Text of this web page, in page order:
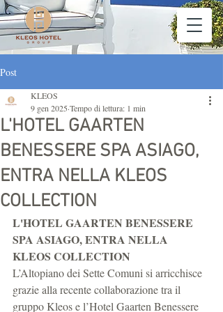
Post
L'HOTEL GAARTEN
BENESSERE SPA ASIAGO,
ENTRA NELLA KLEOS
COLLECTION
KLEOS
9 gen 2025 Tempo di lettura: 1 min
L'HOTEL GAARTEN BENESSERE
SPA ASIAGO, ENTRA NELLA
KLEOS COLLECTION
L’Altopiano dei Sette Comuni si arricchisce
grazie alla recente collaborazione tra il
gruppo Kleos e l’Hotel Gaarten Benessere